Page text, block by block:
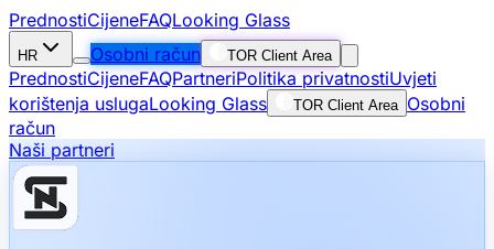
PrednostiCijeneFAQLooking Glass
HR Osobni račun TOR Client Area
PrednostiCijeneFAQPartneriPolitika privatnostiUvjeti
korištenja uslugaLooking Glass TOR Client Area Osobni
račun
Naši partneri